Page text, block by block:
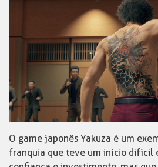
O game japonês Yakuza é um
franquia que teve um início difícil